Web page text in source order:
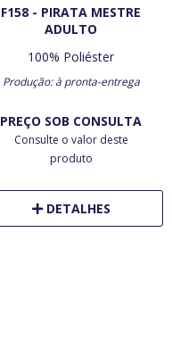
F158 - PIRATA MESTRE
ADULTO
100% Poliéster
Produção: à pronta-entrega
PREÇO SOB CONSULTA
Consulte o valor deste
produto
DETALHES